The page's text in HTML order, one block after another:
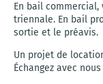
En bail
triennale. En bail
sortie et le préavis.
Un projet de
Échangez avec nous